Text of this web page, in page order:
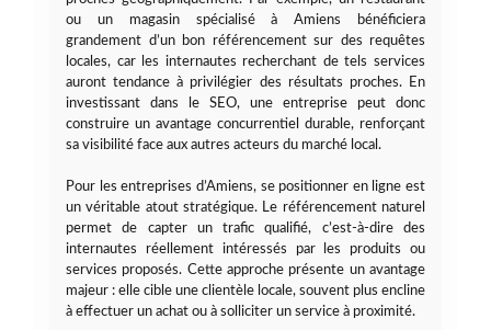
ou un magasin spécialisé à Amiens bénéficiera
grandement d’un bon référencement sur des requêtes
locales, car les internautes recherchant de tels services
auront tendance à privilégier des résultats proches. En
investissant dans le SEO, une entreprise peut donc
construire un avantage concurrentiel durable, renforçant
sa visibilité face aux autres acteurs du marché local.
Pour les entreprises d’Amiens, se positionner en ligne est
un véritable atout stratégique. Le référencement naturel
permet de capter un trafic qualifié, c’est-à-dire des
internautes réellement intéressés par les produits ou
services proposés. Cette approche présente un avantage
majeur : elle cible une clientèle locale, souvent plus encline
à effectuer un achat ou à solliciter un service à proximité.